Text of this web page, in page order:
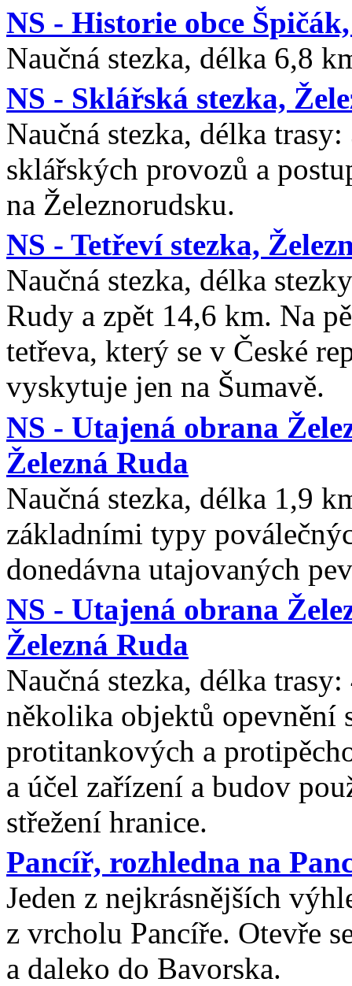
NS - Historie obce
Naučná stezka, délka 6,8
NS - Sklářská stezka,
Naučná stezka, délka
sklářských provozů a
na Železnorudsku.
NS - Tetřeví stezka,
Naučná stezka, délka
Rudy a zpět 14,6 km. Na
tetřeva, který se v České
vyskytuje jen na Šumavě.
NS - Utajená obrana
Železná Ruda
Naučná stezka, délka 1,9
základními typy
donedávna utajovaných
NS - Utajená obrana
Železná Ruda
Naučná stezka, délka
několika objektů opevnění
protitankových a
a účel zařízení a budov
střežení hranice.
Pancíř, rozhledna na
Jeden z nejkrásnějších
z vrcholu Pancíře. Otevře
a daleko do Bavorska.